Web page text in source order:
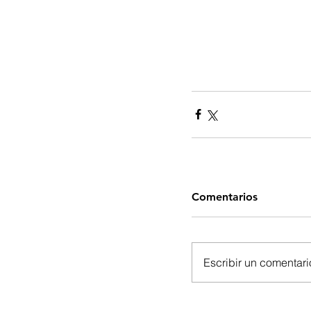
Comentarios
Escribir un